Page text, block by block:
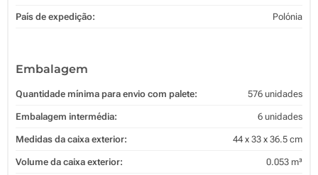
País de expedição: Polónia
Embalagem
Quantidade mínima para envio com palete: 576 unidades
Embalagem intermédia: 6 unidades
Medidas da caixa exterior: 44 x 33 x 36.5 cm
Volume da caixa exterior: 0.053 m³